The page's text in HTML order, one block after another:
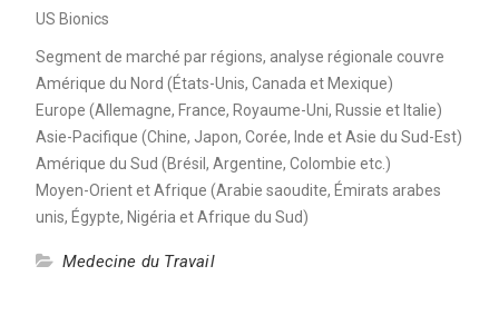
US Bionics
Segment de marché par régions, analyse régionale couvre
Amérique du Nord (États-Unis, Canada et Mexique)
Europe (Allemagne, France, Royaume-Uni, Russie et Italie)
Asie-Pacifique (Chine, Japon, Corée, Inde et Asie du Sud-Est)
Amérique du Sud (Brésil, Argentine, Colombie etc.)
Moyen-Orient et Afrique (Arabie saoudite, Émirats arabes
unis, Égypte, Nigéria et Afrique du Sud)
Medecine du Travail